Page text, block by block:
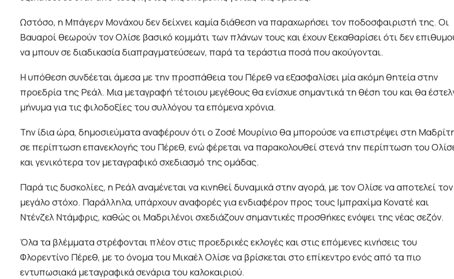
Ωστόσο, η Μπάγερν Μονάχου δεν δείχνει καμία διάθεση να παραχωρήσει τον ποδοσφαιριστή της. Οι
Βαυαροί θεωρούν τον Ολίσε βασικό κομμάτι των πλάνων τους και έχουν ξεκαθαρίσει ότι δεν
να μπουν σε διαδικασία διαπραγματεύσεων, παρά τα τεράστια ποσά που ακούγονται.
Η υπόθεση συνδέεται άμεσα με την προσπάθεια του Πέρεθ να εξασφαλίσει μία ακόμη θητεία στην
προεδρία της Ρεάλ. Μια μεταγραφή τέτοιου μεγέθους θα ενίσχυε σημαντικά τη θέση του και θα
μήνυμα για τις φιλοδοξίες του συλλόγου τα επόμενα χρόνια.
Την ίδια ώρα, δημοσιεύματα αναφέρουν ότι ο Ζοσέ Μουρίνιο θα μπορούσε να επιστρέψει στη
σε περίπτωση επανεκλογής του Πέρεθ, ενώ φέρεται να παρακολουθεί στενά την περίπτωση του
και γενικότερα τον μεταγραφικό σχεδιασμό της ομάδας.
Παρά τις δυσκολίες, η Ρεάλ αναμένεται να κινηθεί δυναμικά στην αγορά, με τον Ολίσε να αποτελεί τον
μεγάλο στόχο. Παράλληλα, υπάρχουν αναφορές για ενδιαφέρον προς τους Ιμπραχίμα Κονατέ και
Ντένζελ Ντάμφρις, καθώς οι Μαδριλένοι σχεδιάζουν σημαντικές προσθήκες ενόψει της νέας σεζόν.
Όλα τα βλέμματα στρέφονται πλέον στις προεδρικές εκλογές και στις επόμενες κινήσεις του
Φλορεντίνο Πέρεθ, με το όνομα του Μικαέλ Ολίσε να βρίσκεται στο επίκεντρο ενός από τα πιο
εντυπωσιακά μεταγραφικά σενάρια του καλοκαιριού.